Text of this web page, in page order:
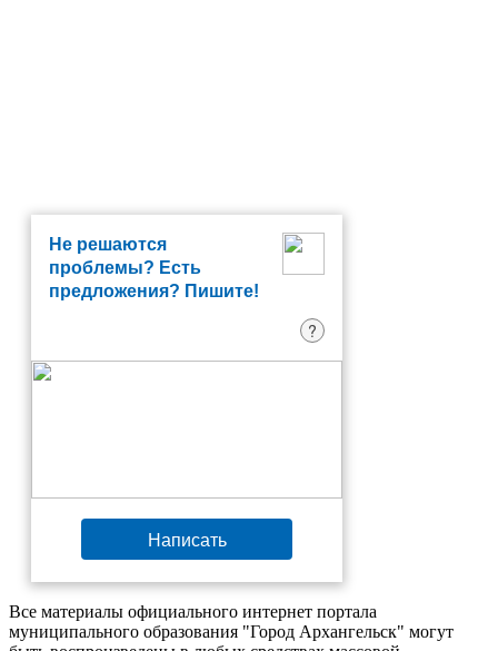
Не решаются
проблемы? Есть
предложения? Пишите!
?
Написать
Все материалы официального интернет портала
муниципального образования "Город Архангельск" могут